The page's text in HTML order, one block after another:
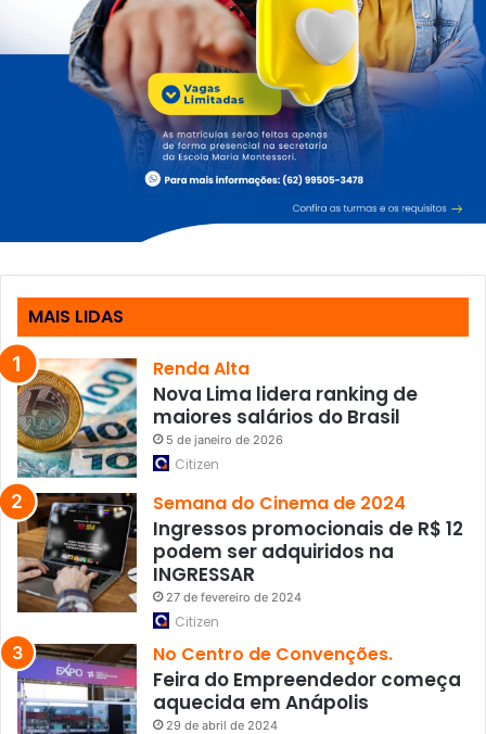
a
MAIS LIDAS
Renda Alta
Nova Lima lidera ranking de
maiores salários do Brasil
5 de janeiro de 2026
Citizen
Semana do Cinema de 2024
Ingressos promocionais de R$ 12
podem ser adquiridos na
INGRESSAR
27 de fevereiro de 2024
Citizen
No Centro de Convenções.
Feira do Empreendedor começa
aquecida em Anápolis
29 de abril de 2024